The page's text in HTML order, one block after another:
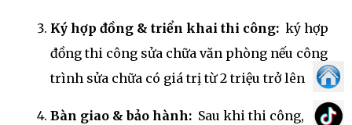
Ký hợp đồng & triển khai thi công: ký hợp
đồng thi công sửa chữa văn phòng nếu công
trình sửa chữa có giá trị từ 2 triệu trở lên
Bàn giao & bảo hành: Sau khi thi công,